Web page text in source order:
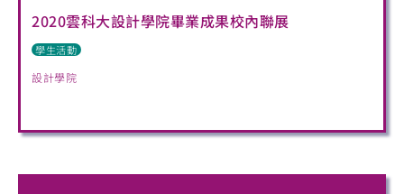
2020雲科大設計學院畢業成果校內聯展
學生活動
設計學院